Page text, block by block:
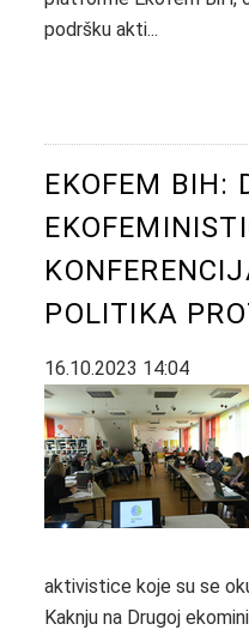
podršku akti...
EKOFEM BIH:
POLITIKA
16.10.2023 14:04
aktivistice koje su se
Kaknju na Drugoj